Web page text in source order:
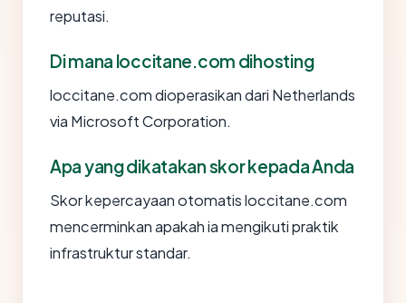
reputasi.
Di mana loccitane.com dihosting
loccitane.com dioperasikan dari Netherlands
via Microsoft Corporation.
Apa yang dikatakan skor kepada Anda
Skor kepercayaan otomatis loccitane.com
mencerminkan apakah ia mengikuti praktik
infrastruktur standar.